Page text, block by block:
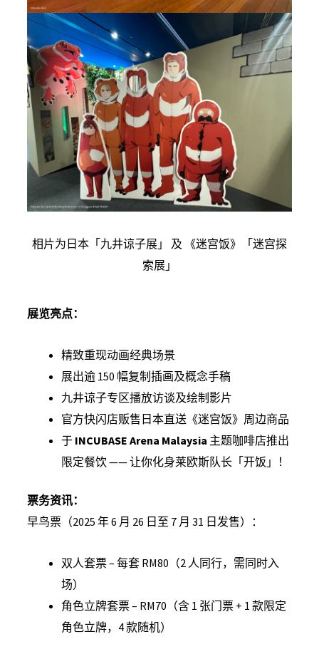
相片为日本「九井谅子展」 及 《迷宫饭》「迷宫探
索展」
展览亮点：
精致重现动画经典场景
展出逾 150 幅复制插画及概念手稿
九井谅子专区播放访谈及绘制影片
官方快闪店贩售日本直送《迷宫饭》周边商品
于 INCUBASE Arena Malaysia 主题咖啡店推出
限定餐饮 —— 让你化身莱欧斯队长「开饭」！
票务资讯：
早鸟票（2025 年 6 月 26 日至 7 月 31 日发售）：
双人套票 – 每套 RM80（2 人同行，需同时入
场）
角色立牌套票 – RM70（含 1 张门票 + 1 款限定
角色立牌，4 款随机）